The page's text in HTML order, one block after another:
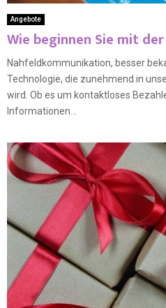
Angebote
Wie beginnen Sie mit der
Nahfeldkommunikation, besser
Technologie, die zunehmend in
wird. Ob es um kontaktloses
Informationen...